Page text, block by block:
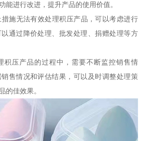
能进行改进，提升产品的使用价值。
施无法有效处理积压产品，可以考虑进行
通过降价处理、批发处理、捐赠处理等方
积压产品的过程中，需要不断监控销售情
售情况和评估结果，可以及时调整处理策
的佳效果。